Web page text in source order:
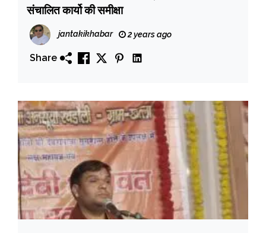
संचालित कार्यो की समीक्षा
jantakikhabar 2 years ago
Share